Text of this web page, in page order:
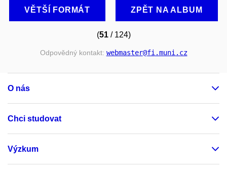
VĚTŠÍ FORMÁT ZPĚT NA ALBUM
(51/ 124)
Odpovědný kontakt: webmaster@fi.muni.cz
O nás
Chci studovat
Výzkum